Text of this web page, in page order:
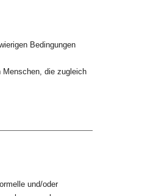
Bedingungen
Menschen, die zugleich
und/oder